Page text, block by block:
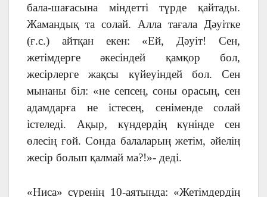
бала-шағасына міндетті түрде қайтады.
Жамандық та солай. Алла тағала Дәуітке
(ғ.с.) айтқан екен: «Ей, Дәуіт! Сен,
жетімдерге әкесіндей қамқор бол,
жесірлерге жақсы күйеуіндей бол. Сен
мынаны біл: «не сепсең, соны орасың, сен
адамдарға не істесең, сеніменде солай
істеледі. Ақыр, күндердің күнінде сен
өлесің ғой. Сонда балаларың жетім, әйелің
жесір болып қалмай ма?!»- деді.
«Ниса» сүренің 10-аятында: «Жетімдердің